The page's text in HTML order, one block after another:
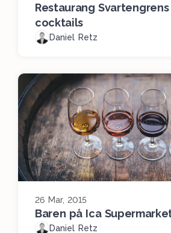
Restaurang
cocktails
Daniel Retz
26 Mar, 2015
Baren på Ica
Daniel Retz